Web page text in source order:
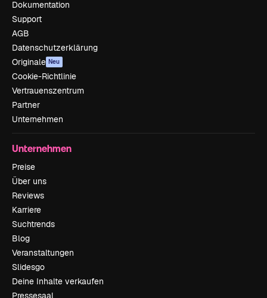
Dokumentation
Support
AGB
Datenschutzerklärung
Originale Neu
Cookie-Richtlinie
Vertrauenszentrum
Partner
Unternehmen
Unternehmen
Preise
Über uns
Reviews
Karriere
Suchtrends
Blog
Veranstaltungen
Slidesgo
Deine Inhalte verkaufen
Pressesaal